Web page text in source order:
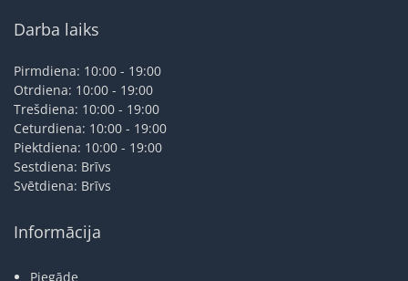
Darba laiks
Pirmdiena: 10:00 - 19:00
Otrdiena: 10:00 - 19:00
Trešdiena: 10:00 - 19:00
Ceturdiena: 10:00 - 19:00
Piektdiena: 10:00 - 19:00
Sestdiena: Brīvs
Svētdiena: Brīvs
Informācija
Piegāde